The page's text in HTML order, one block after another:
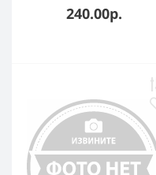
однопроволочный
240.00р.